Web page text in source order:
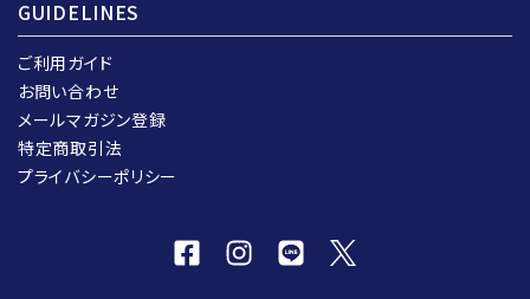
GUIDELINES
ご利用ガイド
お問い合わせ
メールマガジン登録
特定商取引法
プライバシーポリシー